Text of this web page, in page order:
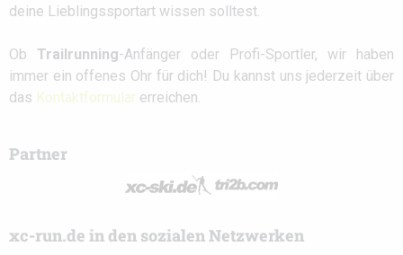
deine Lieblingssportart wissen solltest.
Ob Trailrunning-Anfänger oder Profi-Sportler, wir haben
immer ein offenes Ohr für dich! Du kannst uns jederzeit über
das Kontaktformular erreichen.
Partner
xc-run.de in den sozialen Netzwerken